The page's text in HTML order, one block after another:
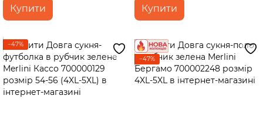
Купити Купити
−47%
−47%